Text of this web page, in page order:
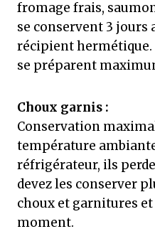
fromage frais,
se conservent 3 jours
récipient hermétique.
se préparent
Choux garnis :
Conservation
température
réfrigérateur, ils
devez les conserver
choux et garnitures
moment.